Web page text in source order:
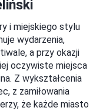
i miejskiego stylu
wydarzenia,
a przy okazji
oczywiste miejsca
Z wykształcenia
z zamiłowania
że każde miasto